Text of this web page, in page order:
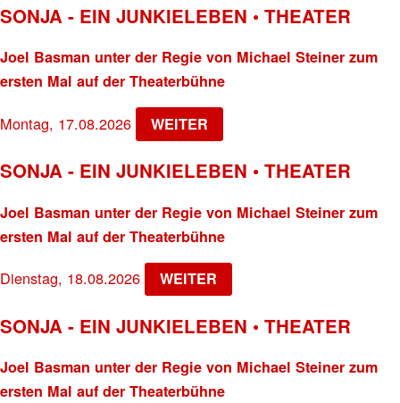
SONJA - EIN JUNKIELEBEN • THEATER
Joel Basman unter der Regie von Michael Steiner zum
ersten Mal auf der Theaterbühne
Montag, 17.08.2026 WEITER
SONJA - EIN JUNKIELEBEN • THEATER
Joel Basman unter der Regie von Michael Steiner zum
ersten Mal auf der Theaterbühne
Dienstag, 18.08.2026 WEITER
SONJA - EIN JUNKIELEBEN • THEATER
Joel Basman unter der Regie von Michael Steiner zum
ersten Mal auf der Theaterbühne